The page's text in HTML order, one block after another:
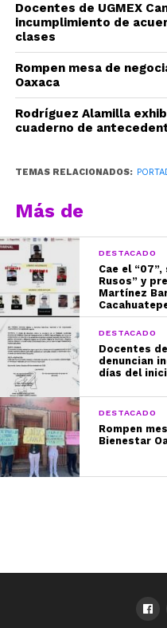
Docentes de UGMEX
incumplimiento de
clases
Rompen mesa de
Oaxaca
Rodríguez Alamilla
cuaderno de
TEMAS RELACIONADOS:
Más de
DESTACADO
Cae el
Rusos” y
Martínez
DESTACADO
Docentes de
denuncian
días del
DESTACADO
Rompen
Bienestar